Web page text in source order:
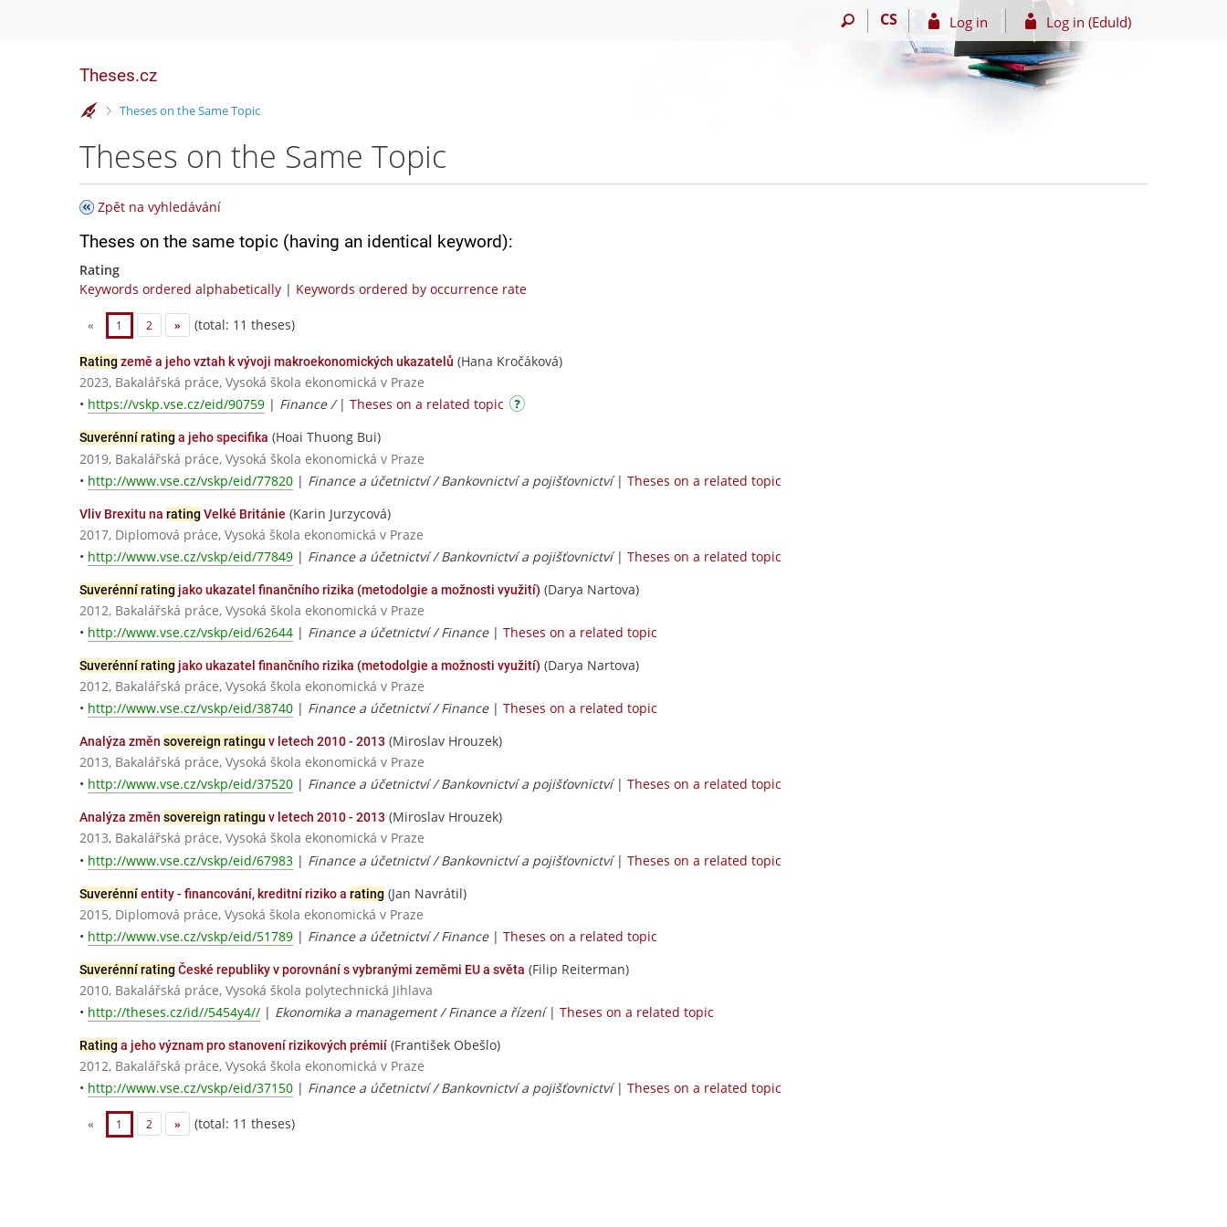
CS Log in Log in (EduId)
Theses.cz
>
Theses on the Same Topic
Theses on the Same Topic
Zpět na vyhledávání
Theses on the same topic (having an identical keyword):
Rating
Keywords ordered alphabetically | Keywords ordered by occurrence rate
« 1 2 » (total: 11 theses)
Rating země a jeho vztah k vývoji makroekonomických ukazatelů (Hana Kročáková)
2023, Bakalářská práce, Vysoká škola ekonomická v Praze
• https://vskp.vse.cz/eid/90759 | Finance / | Theses on a related topic
Suverénní rating a jeho specifika (Hoai Thuong Bui)
2019, Bakalářská práce, Vysoká škola ekonomická v Praze
• http://www.vse.cz/vskp/eid/77820 | Finance a účetnictví / Bankovnictví a pojišťovnictví| Theses on a related topic
Vliv Brexitu na rating Velké Británie (Karin Jurzycová)
2017, Diplomová práce, Vysoká škola ekonomická v Praze
• http://www.vse.cz/vskp/eid/77849 | Finance a účetnictví / Bankovnictví a pojišťovnictví| Theses on a related topic
Suverénní rating jako ukazatel finančního rizika (metodolgie a možnosti využití) (Darya Nartova)
2012, Bakalářská práce, Vysoká škola ekonomická v Praze
• http://www.vse.cz/vskp/eid/62644 | Finance a účetnictví / Finance| Theses on a related topic
Suverénní rating jako ukazatel finančního rizika (metodolgie a možnosti využití) (Darya Nartova)
2012, Bakalářská práce, Vysoká škola ekonomická v Praze
• http://www.vse.cz/vskp/eid/38740 | Finance a účetnictví / Finance| Theses on a related topic
Analýza změn sovereign ratingu v letech 2010 - 2013 (Miroslav Hrouzek)
2013, Bakalářská práce, Vysoká škola ekonomická v Praze
• http://www.vse.cz/vskp/eid/37520 | Finance a účetnictví / Bankovnictví a pojišťovnictví| Theses on a related topic
Analýza změn sovereign ratingu v letech 2010 - 2013 (Miroslav Hrouzek)
2013, Bakalářská práce, Vysoká škola ekonomická v Praze
• http://www.vse.cz/vskp/eid/67983 | Finance a účetnictví / Bankovnictví a pojišťovnictví| Theses on a related topic
Suverénníentity - financování, kreditní riziko a rating (Jan Navrátil)
2015, Diplomová práce, Vysoká škola ekonomická v Praze
• http://www.vse.cz/vskp/eid/51789 | Finance a účetnictví / Finance| Theses on a related topic
Suverénní rating České republiky v porovnání s vybranými zeměmi EU a světa (Filip Reiterman)
2010, Bakalářská práce, Vysoká škola polytechnická Jihlava
• http://theses.cz/id//5454y4// | Ekonomika a management / Finance a řízení| Theses on a related topic
Rating a jeho význam pro stanovení rizikových prémií (František Obešlo)
2012, Bakalářská práce, Vysoká škola ekonomická v Praze
• http://www.vse.cz/vskp/eid/37150 | Finance a účetnictví / Bankovnictví a pojišťovnictví| Theses on a related topic
« 1 2 » (total: 11 theses)